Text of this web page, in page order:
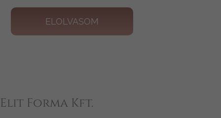
ELOLVASOM
Elit Forma Kft.
+